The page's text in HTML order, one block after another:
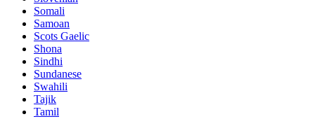
Somali
Samoan
Scots Gaelic
Shona
Sindhi
Sundanese
Swahili
Tajik
Tamil